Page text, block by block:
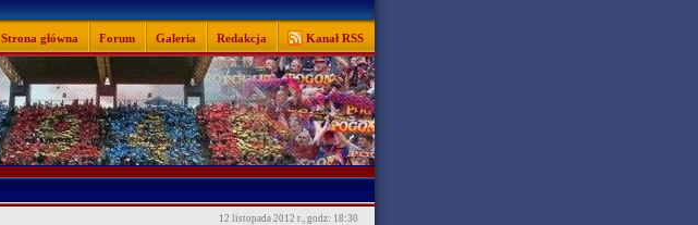
Strona główna Forum Galeria Redakcja Kanał RSS
12 listopada 2012 r., godz: 18:30